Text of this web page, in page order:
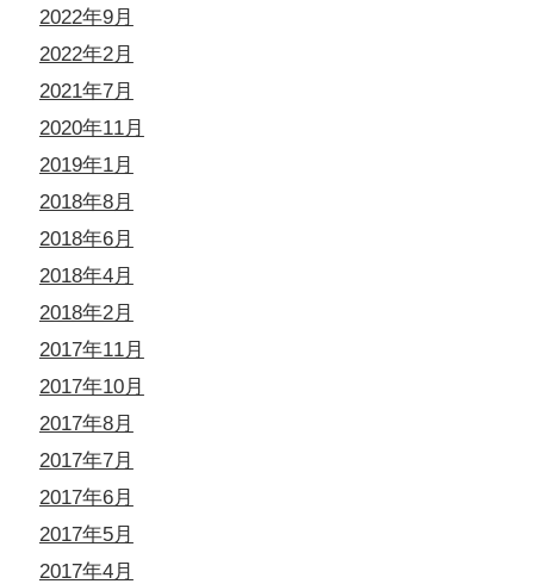
2022年9月
2022年2月
2021年7月
2020年11月
2019年1月
2018年8月
2018年6月
2018年4月
2018年2月
2017年11月
2017年10月
2017年8月
2017年7月
2017年6月
2017年5月
2017年4月